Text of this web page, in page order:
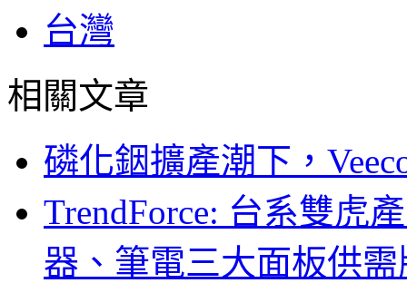
台灣
相關文章
磷化銦擴產潮下，
TrendForce: 台系雙虎
器、筆電三大面板供需